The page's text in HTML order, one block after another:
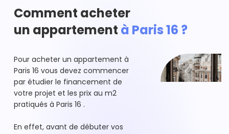
Comment acheter
un appartement à Paris 16 ?
Pour acheter un appartement à
Paris 16 vous devez commencer
par étudier le financement de
votre projet et les prix au m2
pratiqués à Paris 16 .
En effet, avant de débuter vos